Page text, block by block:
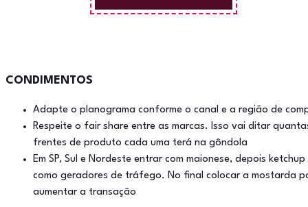
CONDIMENTOS
Adapte o planograma conforme o canal e a região de
Respeite o fair share entre as marcas. Isso vai ditar
frentes de produto cada uma terá na gôndola
Em SP, Sul e Nordeste entrar com maionese, depois ketchup
como geradores de tráfego. No final colocar a mostarda
aumentar a transação